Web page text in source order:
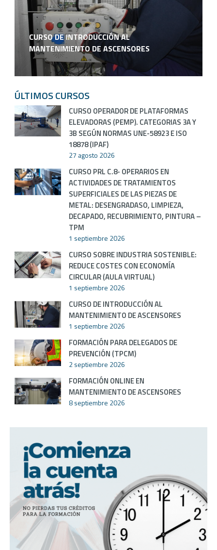
CURSO DE INTRODUCCIÓN AL
MANTENIMIENTO DE ASCENSORES
ÚLTIMOS CURSOS
CURSO OPERADOR DE PLATAFORMAS
ELEVADORAS (PEMP). CATEGORIAS 3A Y
3B SEGÚN NORMAS UNE-58923 E ISO
18878 (IPAF)
27 agosto 2026
CURSO PRL C.8- OPERARIOS EN
ACTIVIDADES DE TRATAMIENTOS
SUPERFICIALES DE LAS PIEZAS DE
METAL: DESENGRADASO, LIMPIEZA,
DECAPADO, RECUBRIMIENTO, PINTURA –
TPM
1 septiembre 2026
CURSO SOBRE INDUSTRIA SOSTENIBLE:
REDUCE COSTES CON ECONOMÍA
CIRCULAR (AULA VIRTUAL)
1 septiembre 2026
CURSO DE INTRODUCCIÓN AL
MANTENIMIENTO DE ASCENSORES
1 septiembre 2026
FORMACIÓN PARA DELEGADOS DE
PREVENCIÓN (TPCM)
2 septiembre 2026
FORMACIÓN ONLINE EN
MANTENIMIENTO DE ASCENSORES
8 septiembre 2026